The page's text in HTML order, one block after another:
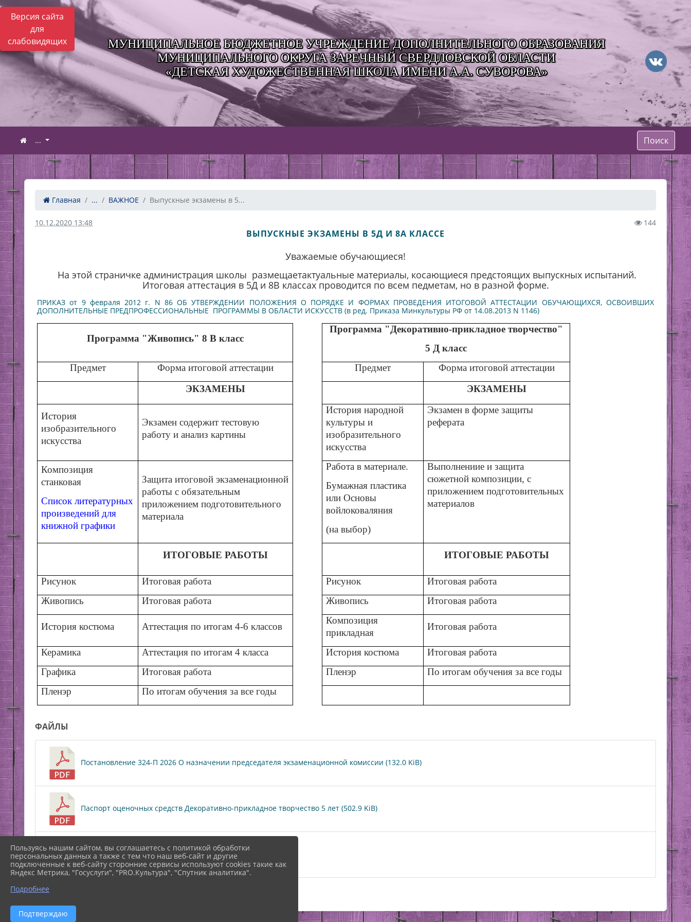
Версия сайта
для
слабовидящих
МУНИЦИПАЛЬНОЕ БЮДЖЕТНОЕ УЧРЕЖДЕНИЕ ДОПОЛНИТЕЛЬНОГО ОБРАЗОВАНИЯ
МУНИЦИПАЛЬНОГО ОКРУГА ЗАРЕЧНЫЙ СВЕРДЛОВСКОЙ ОБЛАСТИ
«ДЕТСКАЯ ХУДОЖЕСТВЕННАЯ ШКОЛА ИМЕНИ А.А. СУВОРОВА»
... Поиск
Главная ... ВАЖНОЕ Выпускные экзамены в 5...
10.12.2020 13:48 144
ВЫПУСКНЫЕ ЭКЗАМЕНЫ В 5Д И 8А КЛАССЕ
Уважаемые обучающиеся!
На этой страничке администрация школы размещаетактуальные материалы, косающиеся предстоящих выпускных испытаний.
Итоговая аттестация в 5Д и 8В классах проводится по всем педметам, но в разной форме.
ПРИКАЗ от 9 февраля 2012 г. N 86 ОБ УТВЕРЖДЕНИИ ПОЛОЖЕНИЯ О ПОРЯДКЕ И ФОРМАХ ПРОВЕДЕНИЯ ИТОГОВОЙ АТТЕСТАЦИИ ОБУЧАЮЩИХСЯ, ОСВОИВШИХ
ДОПОЛНИТЕЛЬНЫЕ ПРЕДПРОФЕССИОНАЛЬНЫЕ ПРОГРАММЫ В ОБЛАСТИ ИСКУССТВ (в ред. Приказа Минкультуры РФ от 14.08.2013 N 1146)
Программа "Живопись" 8 В класс
Программа "Декоративно-прикладное творчество"
5 Д класс
Предмет
Форма итоговой аттестации Предмет
Форма итоговой аттестации
ЭКЗАМЕНЫ
ЭКЗАМЕНЫ
История
изобразительного
искусства
Экзамен содержит тестовую
работу и анализ картины
История народной
культуры и
изобразительного
искусства
Экзамен в форме защиты
реферата
Композиция
станковая
Список литературных
произведений для
книжной графики
Защита итоговой экзаменационной
работы с обязательным
приложением подготовительного
материала
Работа в материале.
Бумажная пластика
или Основы
войлоковаляния
(на выбор)
Выполнениие и защита
сюжетной композиции, с
приложением подготовительных
материалов
ИТОГОВЫЕ РАБОТЫ ИТОГОВЫЕ РАБОТЫ
Рисунок Итоговая работа Рисунок
Итоговая работа
Живопись
Итоговая работа Живопись Итоговая работа
История костюма Аттестация по итогам 4-6 классов
Композиция
прикладная
Итоговая работа
Керамика Аттестация по итогам 4 класса История костюма
Итоговая работа
Графика
Итоговая работа Пленэр
По итогам обучения за все годы
Пленэр
По итогам обучения за все годы
ФАЙЛЫ
Постановление 324-П 2026 О назначении председателя экзаменационной комиссии (132.0 KiB)
Паспорт оценочных средств Декоративно-прикладное творчество 5 лет (502.9 KiB)
Паспорт оценочных средств Живопись 8 лет (816.2 KiB)
Скачать все
Пользуясь нашим сайтом, вы соглашаетесь с политикой обработки
персональных данных а также с тем что наш веб-сайт и другие
подключенные к веб-сайту сторонние сервисы используют cookies такие как
Яндекс Метрика, "Госуслуги", "PRO.Культура", "Спутник аналитика".
Подробнее
Подтверждаю